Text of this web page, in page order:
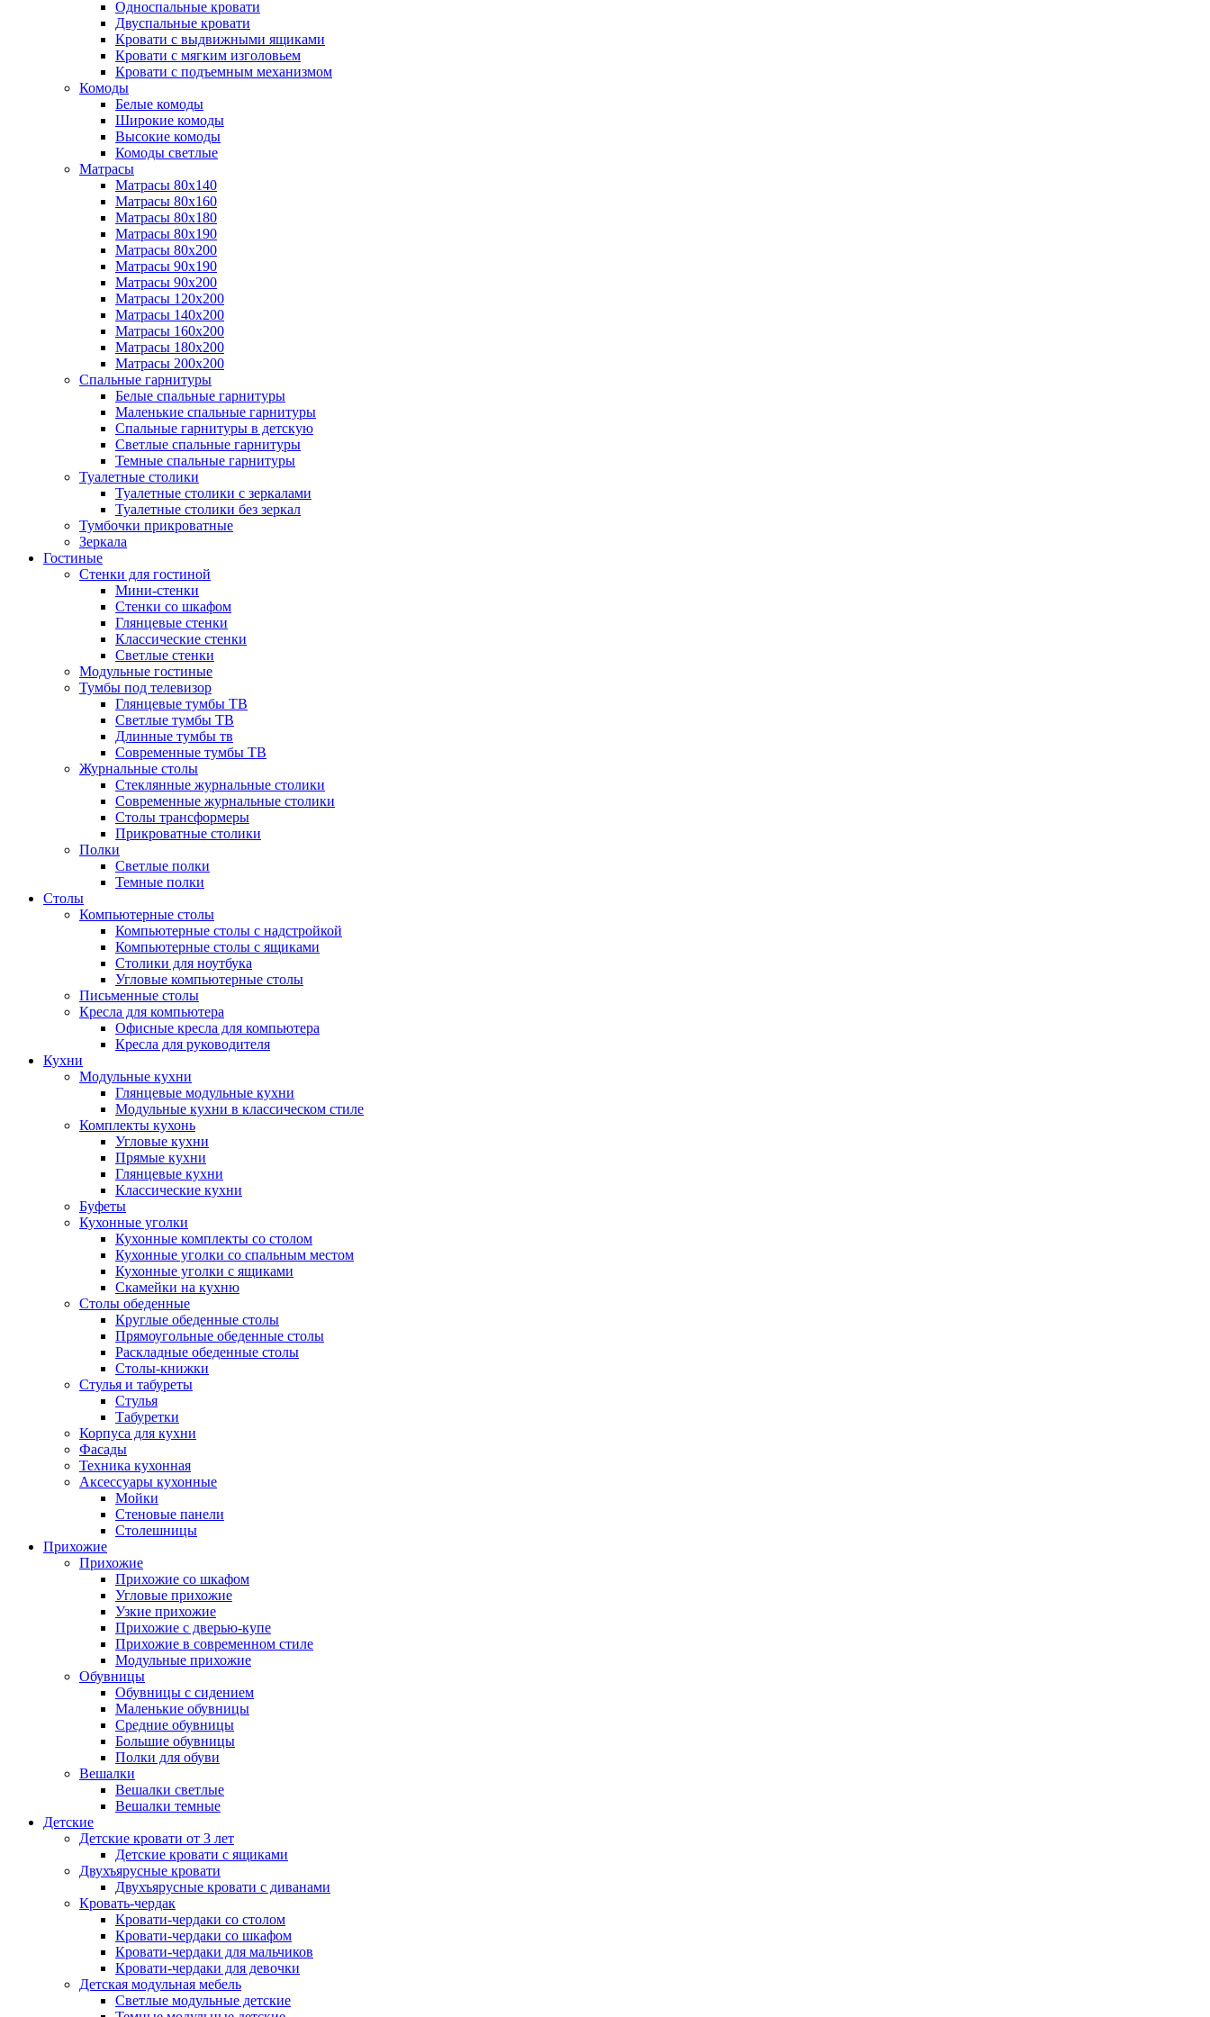
Односпальные кровати
Двуспальные кровати
Кровати с выдвижными ящиками
Кровати с мягким изголовьем
Кровати с подъемным механизмом
Комоды
Белые комоды
Широкие комоды
Высокие комоды
Комоды светлые
Матрасы
Матрасы 80х140
Матрасы 80х160
Матрасы 80х180
Матрасы 80х190
Матрасы 80х200
Матрасы 90х190
Матрасы 90х200
Матрасы 120х200
Матрасы 140х200
Матрасы 160х200
Матрасы 180х200
Матрасы 200х200
Спальные гарнитуры
Белые спальные гарнитуры
Маленькие спальные гарнитуры
Спальные гарнитуры в детскую
Светлые спальные гарнитуры
Темные спальные гарнитуры
Туалетные столики
Туалетные столики с зеркалами
Туалетные столики без зеркал
Тумбочки прикроватные
Зеркала
Гостиные
Стенки для гостиной
Мини-стенки
Стенки со шкафом
Глянцевые стенки
Классические стенки
Светлые стенки
Модульные гостиные
Тумбы под телевизор
Глянцевые тумбы ТВ
Светлые тумбы ТВ
Длинные тумбы тв
Современные тумбы ТВ
Журнальные столы
Стеклянные журнальные столики
Современные журнальные столики
Столы трансформеры
Прикроватные столики
Полки
Светлые полки
Темные полки
Столы
Компьютерные столы
Компьютерные столы с надстройкой
Компьютерные столы с ящиками
Столики для ноутбука
Угловые компьютерные столы
Письменные столы
Кресла для компьютера
Офисные кресла для компьютера
Кресла для руководителя
Кухни
Модульные кухни
Глянцевые модульные кухни
Модульные кухни в классическом стиле
Комплекты кухонь
Угловые кухни
Прямые кухни
Глянцевые кухни
Классические кухни
Буфеты
Кухонные уголки
Кухонные комплекты со столом
Кухонные уголки со спальным местом
Кухонные уголки с ящиками
Скамейки на кухню
Столы обеденные
Круглые обеденные столы
Прямоугольные обеденные столы
Раскладные обеденные столы
Столы-книжки
Стулья и табуреты
Стулья
Табуретки
Корпуса для кухни
Фасады
Техника кухонная
Аксессуары кухонные
Мойки
Стеновые панели
Столешницы
Прихожие
Прихожие
Прихожие со шкафом
Угловые прихожие
Узкие прихожие
Прихожие с дверью-купе
Прихожие в современном стиле
Модульные прихожие
Обувницы
Обувницы с сидением
Маленькие обувницы
Средние обувницы
Большие обувницы
Полки для обуви
Вешалки
Вешалки светлые
Вешалки темные
Детские
Детские кровати от 3 лет
Детские кровати с ящиками
Двухъярусные кровати
Двухъярусные кровати с диванами
Кровать-чердак
Кровати-чердаки со столом
Кровати-чердаки со шкафом
Кровати-чердаки для мальчиков
Кровати-чердаки для девочки
Детская модульная мебель
Светлые модульные детские